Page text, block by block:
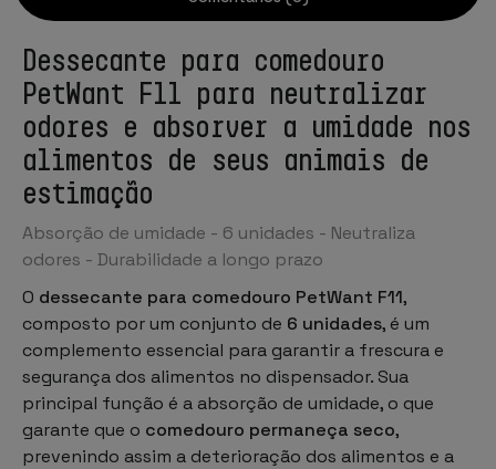
Dessecante para comedouro
PetWant F11 para neutralizar
odores e absorver a umidade nos
alimentos de seus animais de
estimação
Absorção de umidade - 6 unidades - Neutraliza
odores - Durabilidade a longo prazo
O dessecante para comedouro PetWant F11,
composto por um conjunto de 6 unidades, é um
complemento essencial para garantir a frescura e
segurança dos alimentos no dispensador. Sua
principal função é a absorção de umidade, o que
garante que o comedouro permaneça seco,
prevenindo assim a deterioração dos alimentos e a